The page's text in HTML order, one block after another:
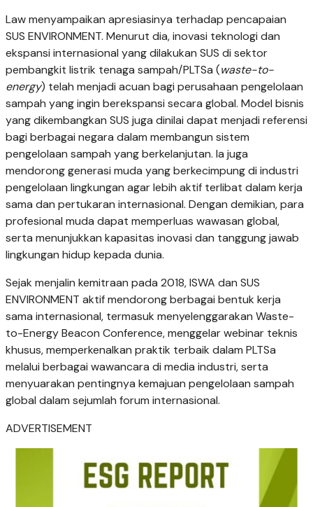
Law menyampaikan apresiasinya terhadap pencapaian
SUS ENVIRONMENT. Menurut dia, inovasi teknologi dan
ekspansi internasional yang dilakukan SUS di sektor
pembangkit listrik tenaga sampah/PLTSa (waste-to-
energy) telah menjadi acuan bagi perusahaan pengelolaan
sampah yang ingin berekspansi secara global. Model bisnis
yang dikembangkan SUS juga dinilai dapat menjadi referensi
bagi berbagai negara dalam membangun sistem
pengelolaan sampah yang berkelanjutan. Ia juga
mendorong generasi muda yang berkecimpung di industri
pengelolaan lingkungan agar lebih aktif terlibat dalam kerja
sama dan pertukaran internasional. Dengan demikian, para
profesional muda dapat memperluas wawasan global,
serta menunjukkan kapasitas inovasi dan tanggung jawab
lingkungan hidup kepada dunia.
Sejak menjalin kemitraan pada 2018, ISWA dan SUS
ENVIRONMENT aktif mendorong berbagai bentuk kerja
sama internasional, termasuk menyelenggarakan Waste-
to-Energy Beacon Conference, menggelar webinar teknis
khusus, memperkenalkan praktik terbaik dalam PLTSa
melalui berbagai wawancara di media industri, serta
menyuarakan pentingnya kemajuan pengelolaan sampah
global dalam sejumlah forum internasional.
ADVERTISEMENT